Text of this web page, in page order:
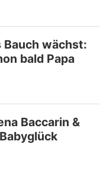
Bauch wächst:
bald Papa
Baccarin &